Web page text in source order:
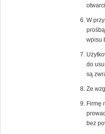
W
wpisu
do
są
Ze
Firmę
bez